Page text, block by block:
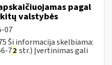
pagal
valstybės
07
Ši informacija skelbiama:
72 str.) Įvertinimas gali